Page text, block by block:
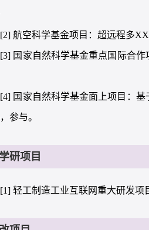
[2] 航空科学基金项目：超远程多
[3] 国家自然科学基金重点国际合
[4] 国家自然科学基金面上项目：
参与。
研项目
[1] 轻工制造工业互联网重大研发项